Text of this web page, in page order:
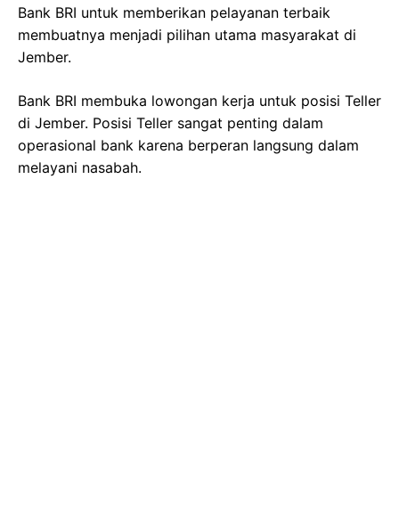
Bank BRI untuk memberikan pelayanan terbaik
membuatnya menjadi pilihan utama masyarakat di
Jember.
Bank BRI membuka lowongan kerja untuk posisi Teller
di Jember. Posisi Teller sangat penting dalam
operasional bank karena berperan langsung dalam
melayani nasabah.